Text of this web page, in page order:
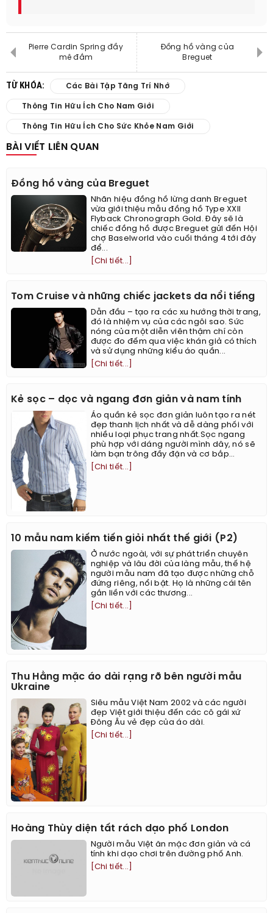
Pierre Cardin Spring đầy
mê đắm
Đồng hồ vàng của
Breguet
TỪ KHÓA: Các Bài Tập Tăng Trí Nhớ
Thông Tin Hữu Ích Cho Nam Giới
Thông Tin Hữu Ích Cho Sức Khỏe Nam Giới
BÀI VIẾT LIÊN QUAN
Đồng hồ vàng của Breguet
Nhãn hiệu đồng hồ lừng danh Breguet
vừa giới thiệu mẫu đồng hồ Type XXII
Flyback Chronograph Gold. Đây sẽ là
chiếc đồng hồ được Breguet gửi đến Hội
chợ Baselworld vào cuối tháng 4 tới đây
để...
[Chi tiết...]
Tom Cruise và những chiếc jackets da nổi tiếng
Dẫn đầu – tạo ra các xu hướng thời trang,
đó là nhiệm vụ của các ngôi sao. Sức
nóng của một diễn viên thậm chí còn
được đo đếm qua việc khán giả có thích
và sử dụng những kiểu áo quần...
[Chi tiết...]
Kẻ sọc – dọc và ngang đơn giản và nam tính
Áo quần kẻ sọc đơn giản luôn tạo ra nét
đẹp thanh lịch nhất và dễ dàng phối với
nhiều loại phục trang nhất.Sọc ngang
phù hợp với dáng người mình dây, nó sẽ
làm bạn trông đầy đặn và cơ bắp...
[Chi tiết...]
10 mẫu nam kiếm tiến giỏi nhất thế giới (P2)
Ở nước ngoài, với sự phát triển chuyên
nghiệp và lâu đời của làng mẫu, thế hệ
người mẫu nam đã tạo được những chỗ
đứng riêng, nổi bật. Họ là những cái tên
gắn liền với các thương...
[Chi tiết...]
Thu Hằng mặc áo dài rạng rỡ bên người mẫu
Ukraine
Siêu mẫu Việt Nam 2002 và các người
đẹp Việt giới thiệu đến các cô gái xứ
Đông Âu vẻ đẹp của áo dài.
[Chi tiết...]
Hoàng Thùy diện tất rách dạo phố London
Người mẫu Việt ăn mặc đơn giản và cá
tính khi dạo chơi trên đường phố Anh.
[Chi tiết...]